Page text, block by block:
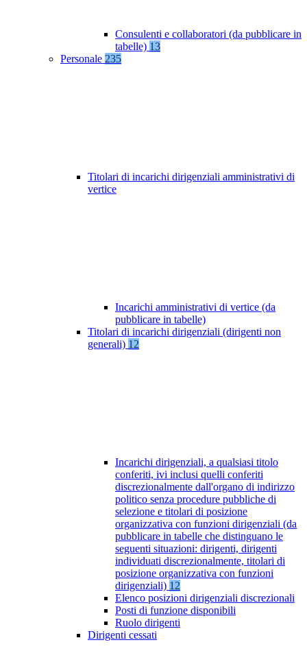
Consulenti e collaboratori (da pubblicare in
tabelle) 13
Personale 235
Titolari di incarichi dirigenziali amministrativi di
vertice
Incarichi amministrativi di vertice (da
pubblicare in tabelle)
Titolari di incarichi dirigenziali (dirigenti non
generali) 12
Incarichi dirigenziali, a qualsiasi titolo
conferiti, ivi inclusi quelli conferiti
discrezionalmente dall'organo di indirizzo
politico senza procedure pubbliche di
selezione e titolari di posizione
organizzativa con funzioni dirigenziali (da
pubblicare in tabelle che distinguano le
seguenti situazioni: dirigenti, dirigenti
individuati discrezionalmente, titolari di
posizione organizzativa con funzioni
dirigenziali) 12
Elenco posizioni dirigenziali discrezionali
Posti di funzione disponibili
Ruolo dirigenti
Dirigenti cessati